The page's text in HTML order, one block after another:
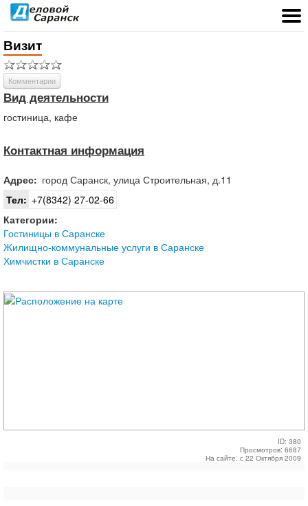
Визит
Комментарии
Вид деятельности
гостиница, кафе
Контактная информация
Адрес: город Саранск, улица Строительная, д.11
Тел: +7(8342) 27-02-66
Категории:
Гостиницы в Саранске
Жилищно-коммунальные услуги в Саранске
Химчистки в Саранске
ID: 380
Просмотров: 6687
На сайте: с 22 Октября 2009